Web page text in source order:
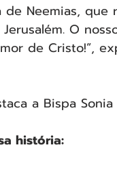
Neemias, que
O
de Cristo!”,
a Bispa Sonia
história: